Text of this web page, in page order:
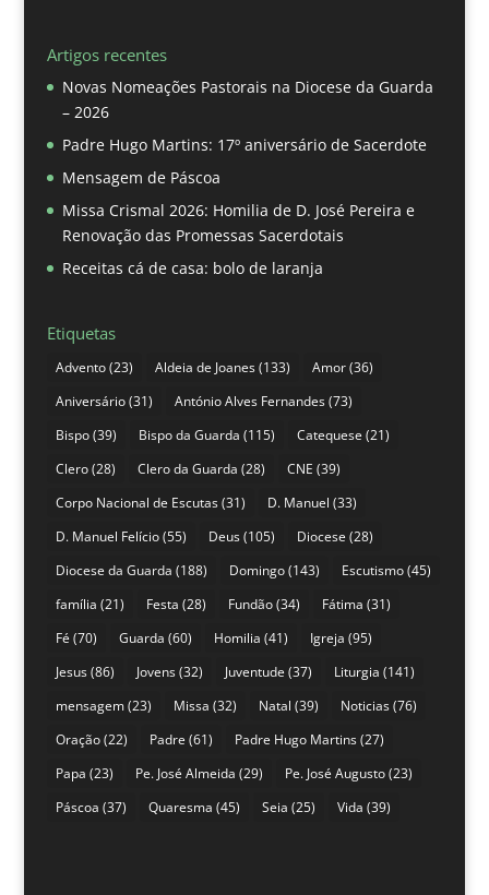
Artigos recentes
Novas Nomeações Pastorais na Diocese da Guarda
– 2026
Padre Hugo Martins: 17º aniversário de Sacerdote
Mensagem de Páscoa
Missa Crismal 2026: Homilia de D. José Pereira e
Renovação das Promessas Sacerdotais
Receitas cá de casa: bolo de laranja
Etiquetas
Advento(23) Aldeia de Joanes(133) Amor(36)
Aniversário(31) António Alves Fernandes(73)
Bispo(39) Bispo da Guarda (115) Catequese (21)
Clero(28) Clero da Guarda (28) CNE (39)
Corpo Nacional de Escutas(31) D. Manuel (33)
D. Manuel Felício(55) Deus(105) Diocese (28)
Diocese da Guarda (188) Domingo(143) Escutismo(45)
família (21) Festa (28) Fundão(34) Fátima (31)
Fé (70) Guarda (60) Homilia (41) Igreja (95)
Jesus(86) Jovens(32) Juventude (37) Liturgia (141)
mensagem(23) Missa (32) Natal (39) Noticias(76)
Oração(22) Padre (61) Padre Hugo Martins(27)
Papa (23) Pe. José Almeida (29) Pe. José Augusto(23)
Páscoa (37) Quaresma (45) Seia (25) Vida (39)